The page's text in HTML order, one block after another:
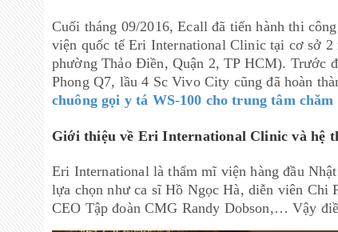
Cuối tháng 09/2016, Ecall đã tiến hành thi
viện quốc tế Eri International Clinic tại cơ sở 2
phường Thảo Điền, Quận 2, TP HCM). Trước
Phong Q7, lầu 4 Sc Vivo City cũng đã hoàn
chuông gọi y tá WS-100 cho trung tâm
Giới thiệu về Eri International Clinic và hệ
Eri International là thẩm mĩ viện hàng đầu
lựa chọn như ca sĩ Hồ Ngọc Hà, diễn viên Chi
CEO Tập đoàn CMG Randy Dobson,… Vậy